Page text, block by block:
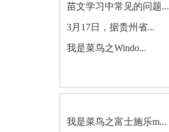
苗文学习中常见的问题...
3月17日，据贵州省...
我是菜鸟之Windo...
我是菜鸟之富士施乐m...